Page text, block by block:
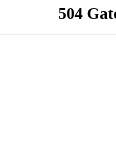
504